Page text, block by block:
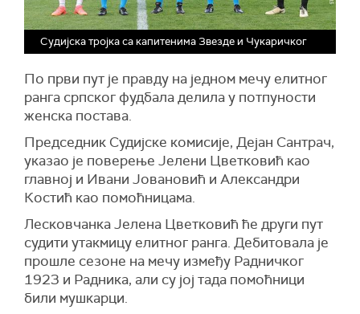
Судијска тројка са капитенима Звезде и Чукаричког
По први пут је правду на једном мечу елитног
ранга српског фудбала делила у потпуности
женска постава.
Председник Судијске комисије, Дејан Сантрач,
указао је поверење Јелени Цветковић као
главној и Ивани Јовановић и Александри
Костић као помоћницама.
Лесковчанка Јелена Цветковић ће други пут
судити утакмицу елитног ранга. Дебитовала је
прошле сезоне на мечу између Радничког
1923 и Радника, али су јој тада помоћници
били мушкарци.